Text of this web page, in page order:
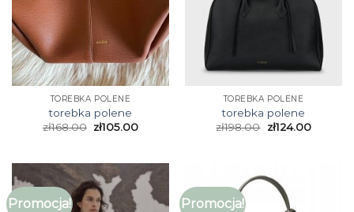
TOREBKA POLENE
torebka polene
zł168.00 zł105.00
TOREBKA POLENE
torebka polene
zł198.00 zł124.00
Promocja! Promocja!